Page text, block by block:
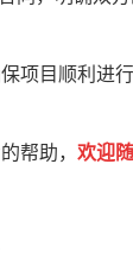
项目顺利进
帮助， 欢迎